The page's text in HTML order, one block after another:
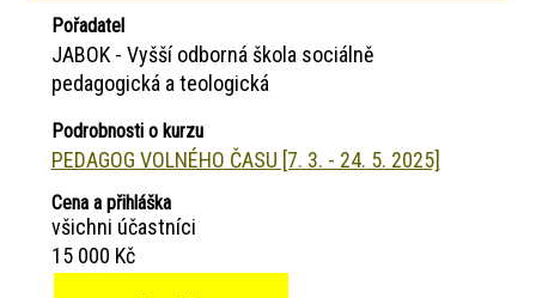
Pořadatel
JABOK - Vyšší odborná škola sociálně
pedagogická a teologická
Podrobnosti o kurzu
PEDAGOG VOLNÉHO ČASU [7. 3. - 24. 5. 2025]
Cena a přihláška
všichni účastníci
15 000 Kč